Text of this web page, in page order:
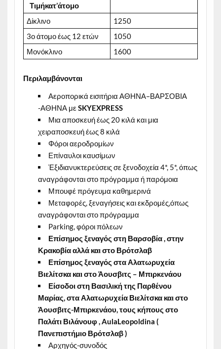
Τιμήκατ’άτομο
Δίκλινο
1250
3ο άτομο έως 12 ετών
1050
Μονόκλινο
1600
Περιλαμβάνονται
Αεροπορικά εισιτήρια ΑΘΗΝΑ–ΒΑΡΣΟΒΙΑ
-ΑΘΗΝΑ μεSKYEXPRESS
Μια αποσκευή έως 20 κιλά και μια
χειραποσκευή έως 8 κιλά
Φόροι αεροδρομίων
Επίναυλοι καυσίμων
Έξιδιανυκτερεύσεις σε ξενοδοχεία 4*, 5*, όπως
αναγράφονται στο πρόγραμμα ή παρόμοια
Μπουφέ πρόγευμα καθημερινά
Μεταφορές, ξεναγήσεις και εκδρομές,όπως
αναγράφονται στο πρόγραμμα
Parking, φόροι πόλεων
Επίσημος ξεναγός στη Βαρσοβία , στην
Κρακοβία αλλά και στο Βρότσλαβ
Επίσημος ξεναγός στα Αλατωρυχεία
Βιελίτσκα και στο Άουσβιτς – Μπιρκενάου
Είσοδοι στη Βασιλική της Παρθένου
Μαρίας, στα Αλατωρυχεία Βιελίτσκα και στο
Άουσβιτς-Μπιρκενάου, τους κήπους στο
Παλάτι Βιλάνουφ ,AulaLeopoldina (
Πανεπιστήμιο Βρότσλαβ )
Αρχηγός-συνοδός